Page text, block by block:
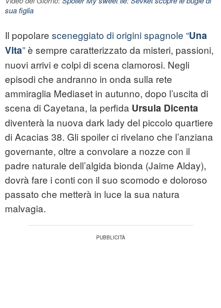
sua figlia
Il popolare sceneggiato di origini spagnole “Una
Vita”è sempre caratterizzato da misteri, passioni,
nuovi arrivi e colpi di scena clamorosi. Negli
episodi che andranno in onda sulla rete
ammiraglia Mediaset in autunno, dopo l’uscita di
scena di Cayetana, la perfida Ursula Dicenta
diventerà la nuova dark lady del piccolo quartiere
di Acacias 38. Gli spoiler ci rivelano che l’anziana
governante, oltre a convolare a nozze con il
padre naturale dell’algida bionda (Jaime Alday),
dovrà fare i conti con il suo scomodo e doloroso
passato che metterà in luce la sua natura
malvagia.